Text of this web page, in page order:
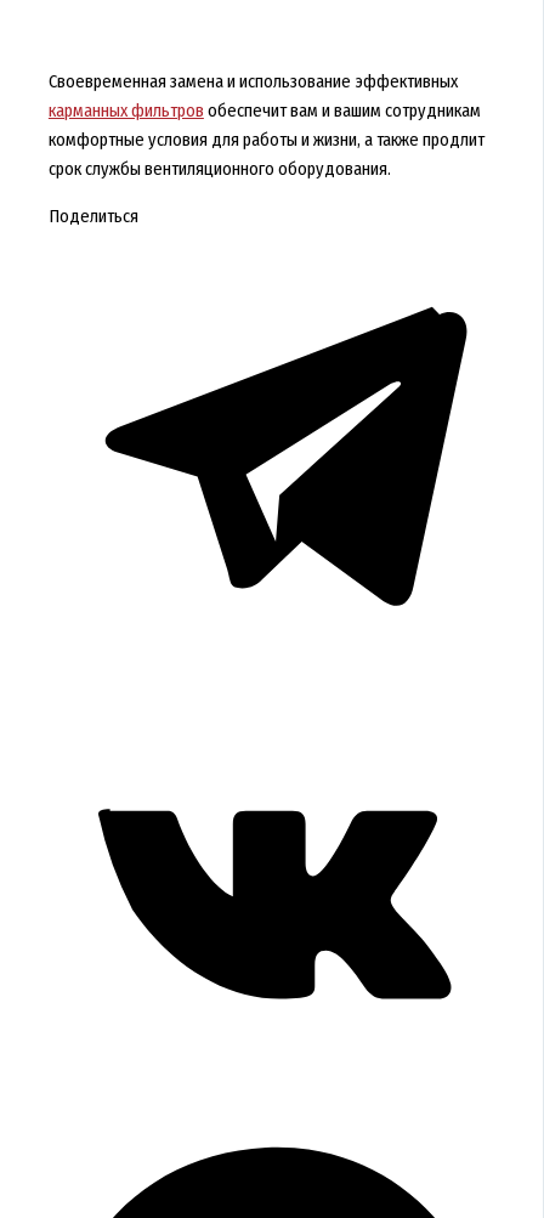
Своевременная замена и использование эффективных
карманных фильтров обеспечит вам и вашим сотрудникам
комфортные условия для работы и жизни, а также продлит
срок службы вентиляционного оборудования.
Поделиться